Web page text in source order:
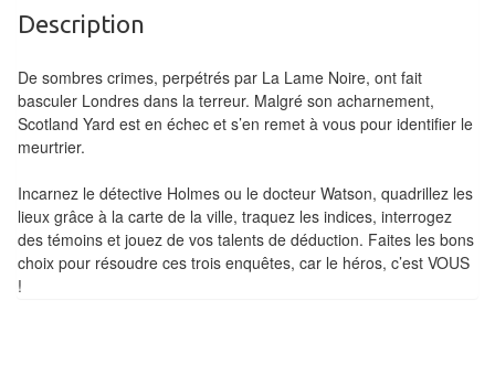
Livres
anglais
Livres
en
français
Tables
Accessoires
Description
De sombres crimes, perpétrés par La Lame Noire, ont fait
basculer Londres dans la terreur. Malgré son acharnement,
Scotland Yard est en échec et s’en remet à vous pour identifier le
meurtrier.
Incarnez le détective Holmes ou le docteur Watson, quadrillez les
lieux grâce à la carte de la ville, traquez les indices, interrogez
des témoins et jouez de vos talents de déduction. Faites les bons
choix pour résoudre ces trois enquêtes, car le héros, c’est VOUS
!